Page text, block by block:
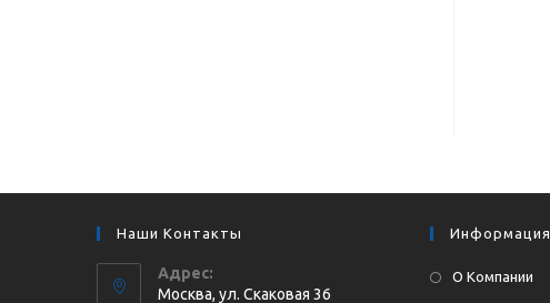
Наши Контакты
Адрес:
Москва, ул. Cкаковая 36
Информация
О Компании